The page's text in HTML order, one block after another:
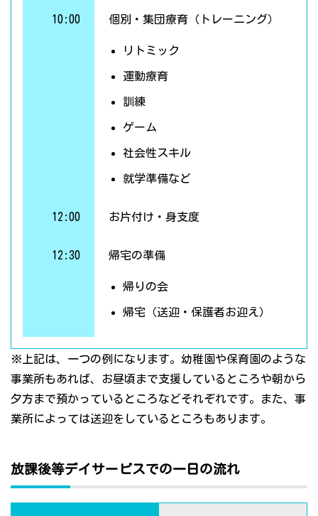
10:00 個別・集団療育（トレーニング）
リトミック
運動療育
訓練
ゲーム
社会性スキル
就学準備など
12:00 お片付け・身支度
12:30 帰宅の準備
帰りの会
帰宅（送迎・保護者お迎え）
※上記は、一つの例になります。幼稚園や保育園のような
事業所もあれば、お昼頃まで支援しているところや朝から
夕方まで預かっているところなどそれぞれです。また、事
業所によっては送迎をしているところもあります。
放課後等デイサービスでの一日の流れ